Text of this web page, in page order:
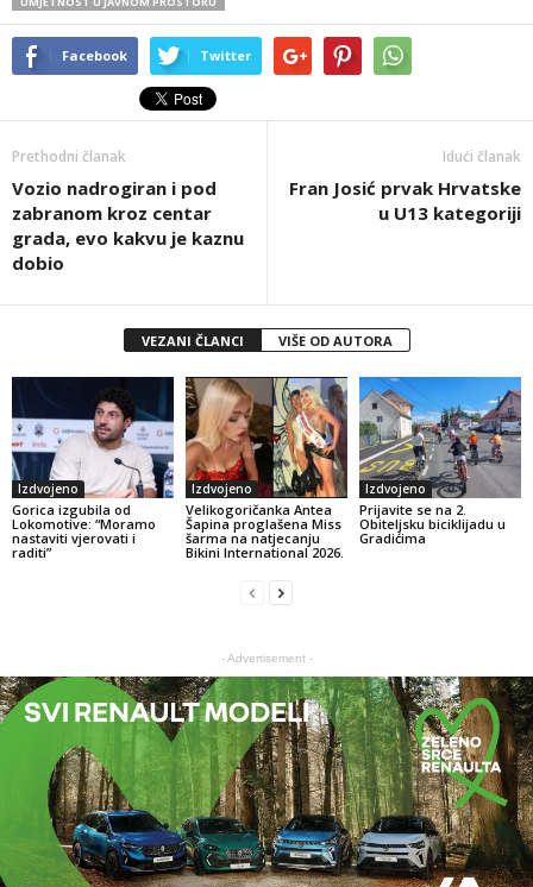
Facebook Twitter
Prethodni članak
Vozio nadrogiran i pod
zabranom kroz centar
grada, evo kakvu je kaznu
dobio
Idući članak
Fran Josić prvak Hrvatske
u U13 kategoriji
VEZANI ČLANCI VIŠE OD AUTORA
Izdvojeno
Gorica izgubila od
Lokomotive: “Moramo
nastaviti vjerovati i
raditi”
Izdvojeno
Velikogoričanka Antea
Šapina proglašena Miss
šarma na natjecanju
Bikini International 2026.
Izdvojeno
Prijavite se na 2.
Obiteljsku biciklijadu u
Gradićima
- Advertisement -